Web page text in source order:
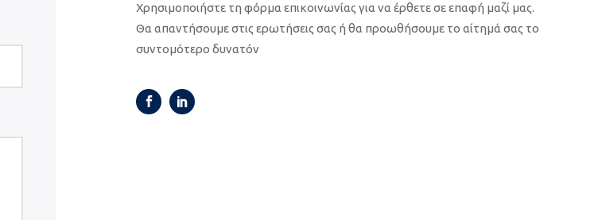
Χρησιμοποιήστε τη φόρμα επικοινωνίας για να έρθετε σε επαφή μαζί μας.
Θα απαντήσουμε στις ερωτήσεις σας ή θα προωθήσουμε το αίτημά σας το
συντομότερο δυνατόν